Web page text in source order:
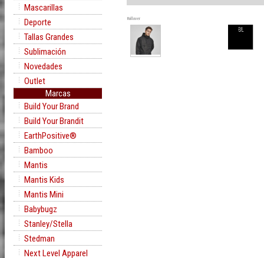
Mascarillas
Deporte
Tallas Grandes
Sublimación
Novedades
Outlet
Marcas
Build Your Brand
Build Your Brandit
EarthPositive®
Bamboo
Mantis
Mantis Kids
Mantis Mini
Babybugz
Stanley/Stella
Stedman
Next Level Apparel
Rollover
BL